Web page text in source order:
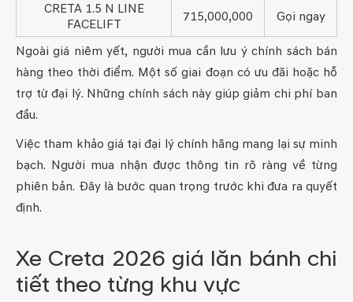
CRETA 1.5 N LINE
FACELIFT
715,000,000 Gọi ngay
Ngoài giá niêm yết, người mua cần lưu ý chính sách bán
hàng theo thời điểm. Một số giai đoạn có ưu đãi hoặc hỗ
trợ từ đại lý. Những chính sách này giúp giảm chi phí ban
đầu.
Việc tham khảo giá tại đại lý chính hãng mang lại sự minh
bạch. Người mua nhận được thông tin rõ ràng về từng
phiên bản. Đây là bước quan trọng trước khi đưa ra quyết
định.
Xe Creta 2026 giá lăn bánh chi
tiết theo từng khu vực